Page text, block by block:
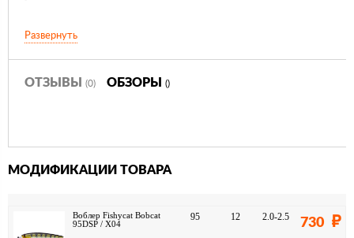
Развернуть
ОТЗЫВЫ (0) ОБЗОРЫ ()
МОДИФИКАЦИИ ТОВАРА
Воблер Fishycat Bobcat
95DSP / X04
95 12 2.0-2.5 730